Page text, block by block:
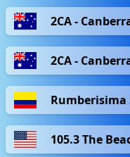
2CA -
2CA -
Rumberisima
105.3 The